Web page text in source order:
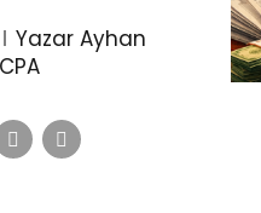
Yazar Ayhan